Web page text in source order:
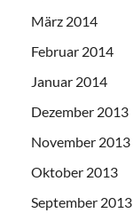
März 2014
Februar 2014
Januar 2014
Dezember 2013
November 2013
Oktober 2013
September 2013